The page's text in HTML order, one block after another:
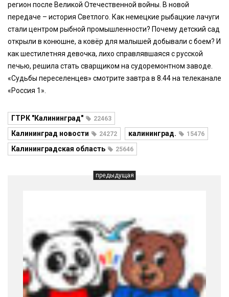
регион после Великой Отечественной войны. В новой
передаче – история Светлого. Как немецкие рыбацкие лачуги
стали центром рыбной промышленности? Почему детский сад
открыли в конюшне, а ковёр для малышей добывали с боем? И
как шестилетняя девочка, лихо справлявшаяся с русской
печью, решила стать сварщиком на судоремонтном заводе.
«Судьбы переселенцев» смотрите завтра в 8.44 на телеканале
«Россия 1».
ГТРК "Калининград" 22463
Калининград новости 24272 калининград. 15476
Калининградская область 25646
предыдущая